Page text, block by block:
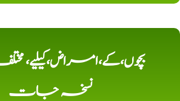
بچوں،کے،امراض،کیلیے،
نسخہ جات